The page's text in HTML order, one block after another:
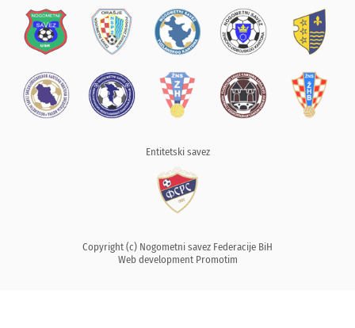
Entitetski savez
Copyright (c) Nogometni savez Federacije BiH
Web development Promotim